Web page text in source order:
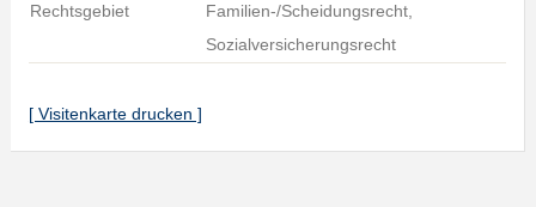
Rechtsgebiet
Familien-/Scheidungsrecht,
Sozialversicherungsrecht
[ Visitenkarte drucken ]